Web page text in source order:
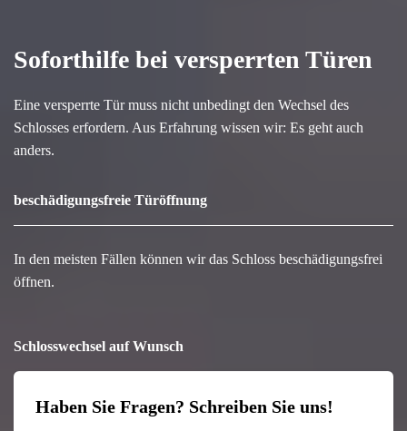
Soforthilfe bei versperrten Türen
Eine versperrte Tür muss nicht unbedingt den Wechsel des
Schlosses erfordern. Aus Erfahrung wissen wir: Es geht auch
anders.
beschädigungsfreie Türöffnung
In den meisten Fällen können wir das Schloss beschädigungsfrei
öffnen.
Schlosswechsel auf Wunsch
Haben Sie Fragen? Schreiben Sie uns!